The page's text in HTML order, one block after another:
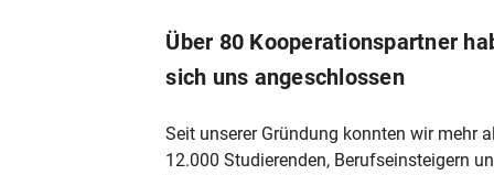
Über 80 Kooperationspartner
sich uns angeschlossen
Seit unserer Gründung konnten wir mehr
12.000 Studierenden, Berufseinsteigern